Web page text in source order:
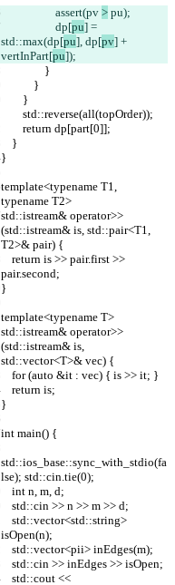
                    assert(pv
> pu);
                    dp[
pu] =
std::max(dp[pu], dp[pv] +
vertInPart[pu]);
                }
            }
        }
        std::reverse(all(topOrder));
        return dp[part[0]];
    }
}
template<typename T1,
typename T2>
std::istream& operator>>
(std::istream& is, std::pair<T1,
T2>& pair) {
pair.second;
}
template<typename T>
std::istream& operator>>
(std::istream& is,
std::vector<T>& vec) {
    for (auto &it : vec) { is >> it; }
    return is;
}
int main() {
std::ios_base::sync_with_stdio(fa
lse); std::cin.tie(0);
    int n, m, d;
    std::cin >> n >> m >> d;
isOpen(n);
    std::vector<pii> inEdges(m);
    std::cin >> inEdges >> isOpen;